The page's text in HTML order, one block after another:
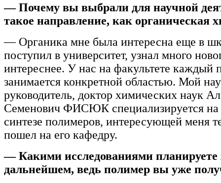
— Почему вы выбрали для научной
такое направление, как органическая
— Органика мне была интересна еще в
поступил в университет, узнал много
интереснее. У нас на факультете каждый
занимается конкретной областью. Мой
руководитель, доктор химических наук
Семенович ФИСЮК специализируется на
синтезе полимеров, интересующей меня
пошел на его кафедру.
— Какими исследованиями планируете
дальнейшем, ведь полимер вы уже